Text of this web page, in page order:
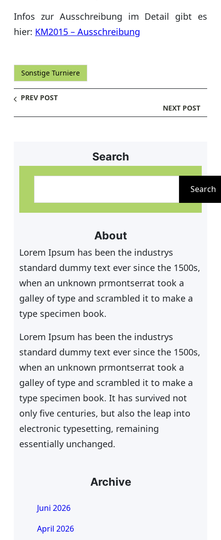
Infos zur Ausschreibung im Detail gibt es
hier: KM2015 – Ausschreibung
Sonstige Turniere
PREV POST
NEXT POST
Search
n
Search
About
Lorem Ipsum has been the industrys
standard dummy text ever since the 1500s,
when an unknown prmontserrat took a
galley of type and scrambled it to make a
type specimen book.
Lorem Ipsum has been the industrys
standard dummy text ever since the 1500s,
when an unknown prmontserrat took a
galley of type and scrambled it to make a
type specimen book. It has survived not
only five centuries, but also the leap into
electronic typesetting, remaining
essentially unchanged.
Archive
Juni 2026
April 2026